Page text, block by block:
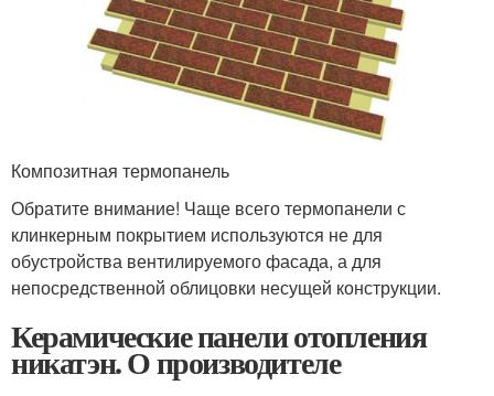
Композитная термопанель
Обратите внимание! Чаще всего термопанели с
клинкерным покрытием используются не для
обустройства вентилируемого фасада, а для
непосредственной облицовки несущей конструкции.
Керамические панели отопления
никатэн. О производителе